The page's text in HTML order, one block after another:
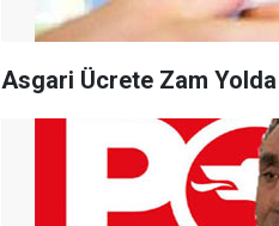
Asgari Ücrete Zam Yolda